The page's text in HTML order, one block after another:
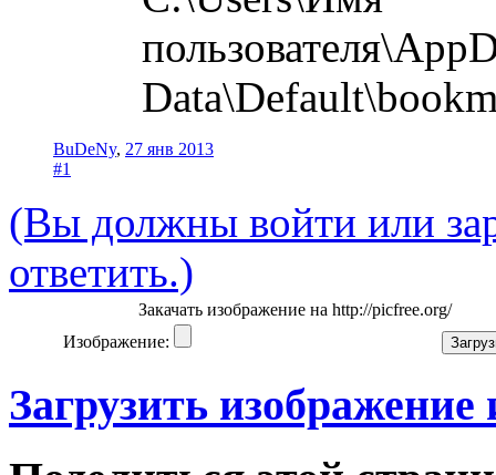
BuDeNy, 27 янв 2013
#1
(Вы должны войти или
ответить.)
Закачать изображение на http://picfree.org/
Изображение:
Загрузить